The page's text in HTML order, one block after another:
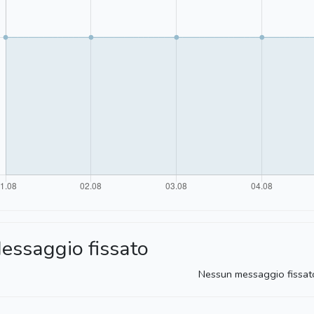
fissato
Nessun messaggio